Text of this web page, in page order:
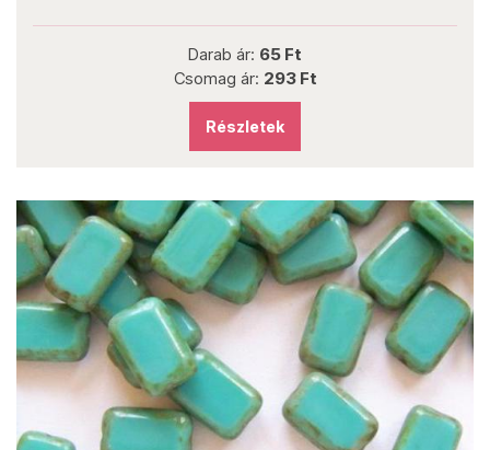
Darab ár: 65 Ft
Csomag ár: 293 Ft
Részletek